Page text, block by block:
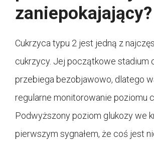
zaniepokajający?
Cukrzyca typu 2 jest jedną z
cukrzycy. Jej początkowe stadium
przebiega bezobjawowo, dlatego
regularne monitorowanie poziomu
Podwyższony poziom glukozy we
pierwszym sygnałem, że coś jest